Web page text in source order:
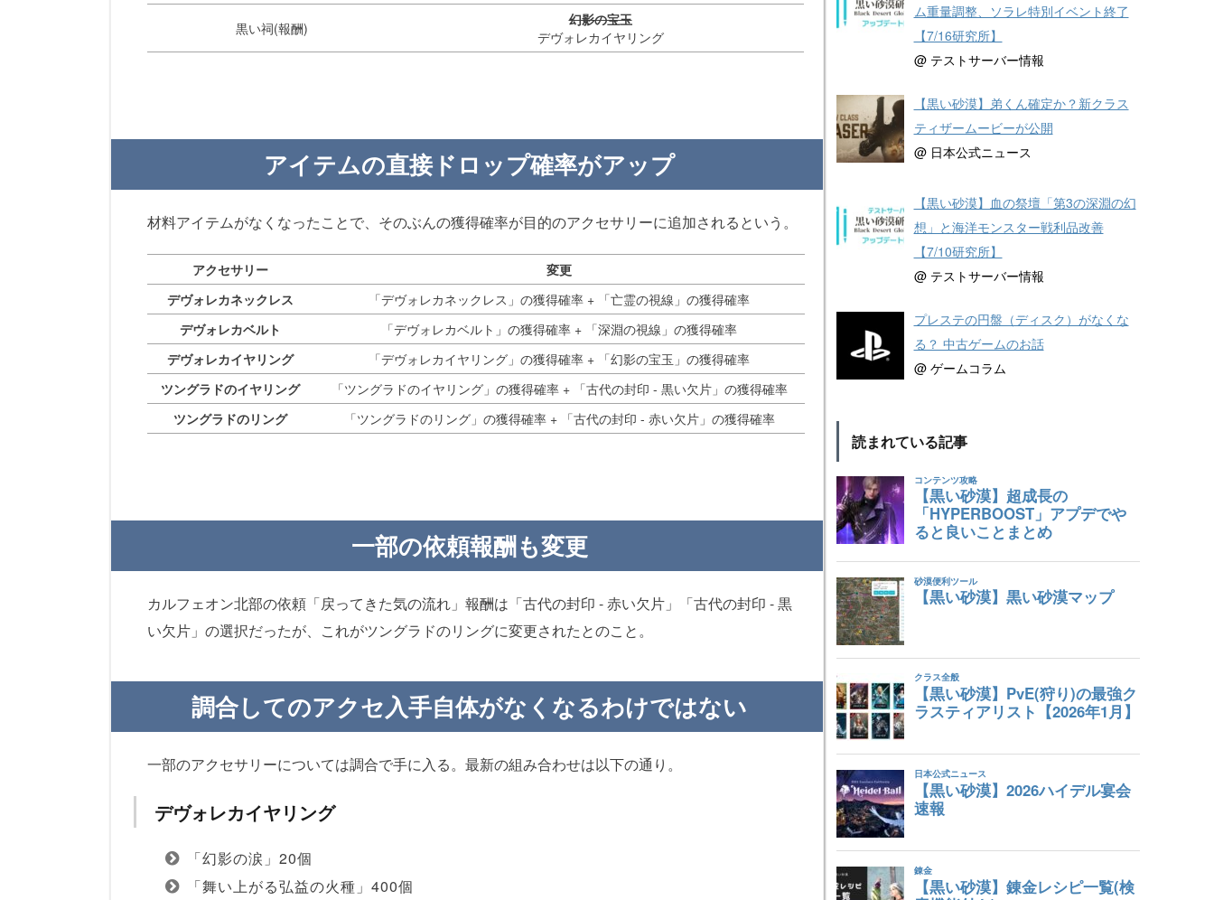
黒い祠(報酬)
幻影の宝玉
デヴォレカイヤリング
アイテムの直接ドロップ確率がアップ
材料アイテムがなくなったことで、そのぶんの獲得確率が目的のアクセサリーに追加されるという。
アクセサリー
変更
デヴォレカネックレス
「デヴォレカネックレス」の獲得確率 + 「亡霊の視線」の獲得確率
デヴォレカベルト
「デヴォレカベルト」の獲得確率 + 「深淵の視線」の獲得確率
デヴォレカイヤリング
「デヴォレカイヤリング」の獲得確率 + 「幻影の宝玉」の獲得確率
ツングラドのイヤリング
「ツングラドのイヤリング」の獲得確率 + 「古代の封印 - 黒い欠片」の獲得確率
ツングラドのリング
「ツングラドのリング」の獲得確率 + 「古代の封印 - 赤い欠片」の獲得確率
一部の依頼報酬も変更
カルフェオン北部の依頼「戻ってきた気の流れ」報酬は「古代の封印 - 赤い欠片」「古代の封印 - 黒
い欠片」の選択だったが、これがツングラドのリングに変更されたとのこと。
調合してのアクセ入手自体がなくなるわけではない
一部のアクセサリーについては調合で手に入る。最新の組み合わせは以下の通り。
デヴォレカイヤリング
「幻影の涙」20個
「舞い上がる弘益の火種」400個
ム重量調整、ソラレ特別イベント終了
【7/16研究所】
@ テストサーバー情報
【黒い砂漠】弟くん確定か？新クラス
ティザームービーが公開
@ 日本公式ニュース
【黒い砂漠】血の祭壇「第3の深淵の幻
想」と海洋モンスター戦利品改善
【7/10研究所】
@ テストサーバー情報
プレステの円盤（ディスク）がなくな
る？ 中古ゲームのお話
@ ゲームコラム
読まれている記事